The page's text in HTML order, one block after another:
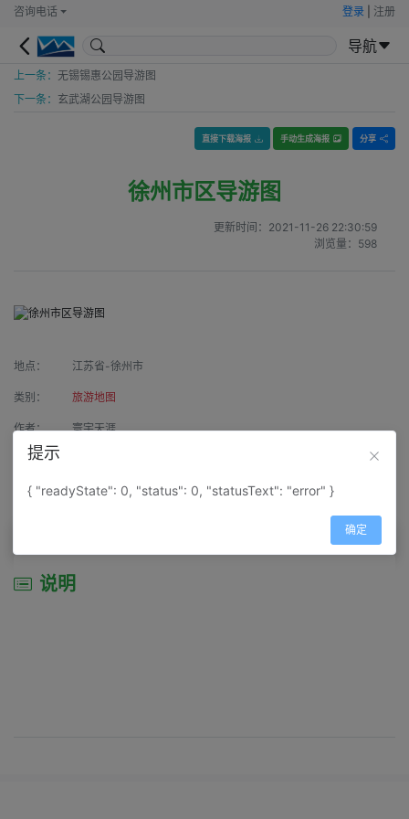
咨询电话 登录 注册
导航
上一条： 无锡锡惠公园导游图
下一条： 玄武湖公园导游图
直接下载海报 手动生成海报 分享
徐州市区导游图
更新时间： 2021-11-26 22:30:59
浏览量： 598
地点： 江苏省-徐州市
类别： 旅游地图
作者： 寰宇天涯
来源：
属性： 地图属性： 地图类型-景区导游图
说明
提示
{ "readyState": 0, "status": 0, "statusText": "error" }
确定